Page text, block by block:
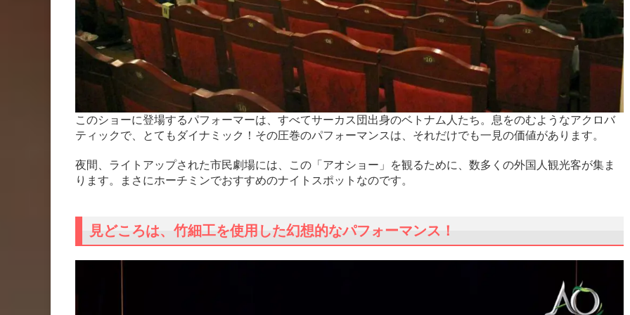
このショーに登場するパフォーマーは、すべてサーカス団出身のベトナム人たち。息をのむようなアクロバ
ティックで、とてもダイナミック！その圧巻のパフォーマンスは、それだけでも一見の価値があります。
夜間、ライトアップされた市民劇場には、この「アオショー」を観るために、数多くの外国人観光客が集ま
ります。まさにホーチミンでおすすめのナイトスポットなのです。
見どころは、竹細工を使用した幻想的なパフォーマンス！